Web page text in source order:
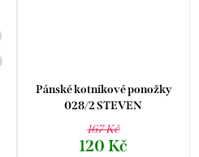
Pánské kotníkové ponožky
028/2 STEVEN
167 Kč
120 Kč